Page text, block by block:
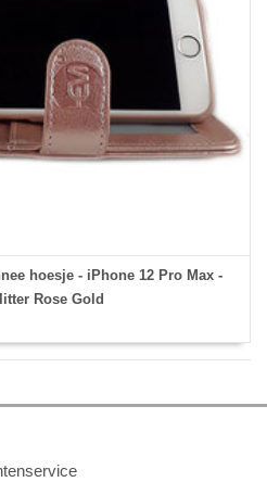
hoesje - iPhone 12 Pro Max -
Rose Gold